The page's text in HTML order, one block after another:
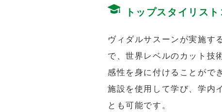
トップスタイリスト
ヴィダルサスーンが実施す
で、世界レベルのカット技
感性を身に付けることがで
施設を使用して学び、学内
とも可能です。